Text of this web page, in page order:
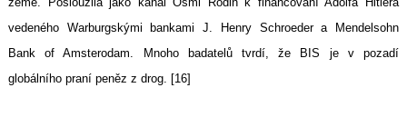
vedeného Warburgskými bankami J. Henry Schroeder a Mendelsohn
Bank of Amsterodam. Mnoho badatelů tvrdí, že BIS je v pozadí
globálního praní peněz z drog. [16]